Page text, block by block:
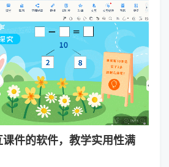
件的软件，教学实用性满